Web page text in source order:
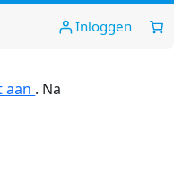
Inloggen
aan . Na